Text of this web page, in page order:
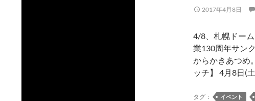
2017年4月8日
4/8、札幌ドー
業130周年サン
からかきあつめ
ッチ】 4月8日(
タグ： イベント